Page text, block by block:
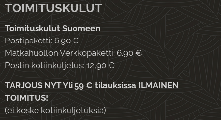
TOIMITUSKULUT
Toimituskulut Suomeen
Postipaketti: 6.90 €
Matkahuollon Verkkopaketti: 6.90 €
Postin kotiinkuljetus: 12,90 €
TARJOUS NYT Yli 59 € tilauksissa ILMAINEN
TOIMITUS!
(ei koske kotiinkuljetuksia)